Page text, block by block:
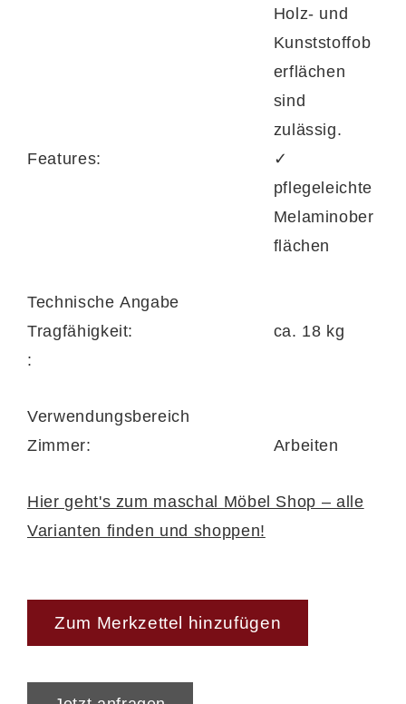
Holz- und
Kunststoffob
erflächen
sind
zulässig.
Features:
✓
pflegeleichte
Melaminober
flächen
Technische Angabe
Tragfähigkeit:
ca. 18 kg
:
Verwendungsbereich
Zimmer:
Arbeiten
Hier geht's zum maschal Möbel Shop – alle
Varianten finden und shoppen!
Zum Merkzettel hinzufügen